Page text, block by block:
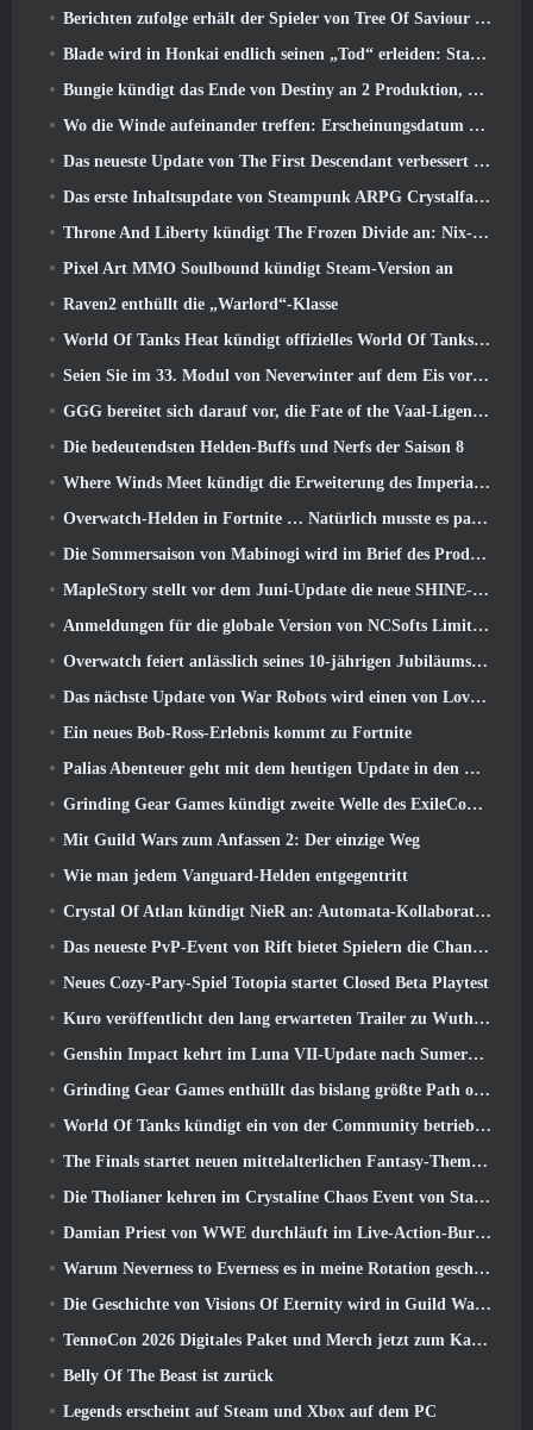
Berichten zufolge erhält der Spieler von Tree Of Saviour einen Sonderpreis für die Ausgabe von 100.000 US-Dollar im Spiel
Blade wird in Honkai endlich seinen „Tod“ erleiden: Star Rail-Version 4.3
Bungie kündigt das Ende von Destiny an 2 Produktion, während sie sich auf die Arbeit an neuen Projekten vorbereiten
Wo die Winde aufeinander treffen: Erscheinungsdatum der Erweiterung „Imperial Palace“ bekannt gegeben
Das neueste Update von The First Descendant verbessert den Farming-Loop und aktualisiert den Onslaught-Modus
Das erste Inhaltsupdate von Steampunk ARPG Crystalfall soll auf „wichtige Spielerbedenken“ eingehen
Throne And Liberty kündigt The Frozen Divide an: Nix-Update
Pixel Art MMO Soulbound kündigt Steam-Version an
Raven2 enthüllt die „Warlord“-Klasse
World Of Tanks Heat kündigt offizielles World Of Tanks an: HEAT-Startdatum
Seien Sie im 33. Modul von Neverwinter auf dem Eis vorsichtig, Beißende Kälte
GGG bereitet sich darauf vor, die Fate of the Vaal-Ligen von Path of Exile 2 vor der Veröffentlichung von Return Of The Ancients zu verschieben
Die bedeutendsten Helden-Buffs und Nerfs der Saison 8
Where Winds Meet kündigt die Erweiterung des Imperial Palace an und teilt eine „massive“ Content-Roadmap mit
Overwatch-Helden in Fortnite … Natürlich musste es passieren
Die Sommersaison von Mabinogi wird im Brief des Produzenten enthüllt
MapleStory stellt vor dem Juni-Update die neue SHINE-Klasse vor
Anmeldungen für die globale Version von NCSofts Limit Zero Breakers „Prologue Test“ sind im Gange
Overwatch feiert anlässlich seines 10-jährigen Jubiläums „Ein Jahrzehnt der Helden“.
Das nächste Update von War Robots wird einen von Lovecraft inspirierten Scharfschützen vorstellen
Ein neues Bob-Ross-Erlebnis kommt zu Fortnite
Palias Abenteuer geht mit dem heutigen Update in den Royal Highlands weiter
Grinding Gear Games kündigt zweite Welle des ExileCon-Ticketverkaufs an
Mit Guild Wars zum Anfassen 2: Der einzige Weg
Wie man jedem Vanguard-Helden entgegentritt
Crystal Of Atlan kündigt NieR an: Automata-Kollaborationsveranstaltung
Das neueste PvP-Event von Rift bietet Spielern die Chance, bis zu zu gewinnen 4000 Credits und ein neuer Titel
Neues Cozy-Pary-Spiel Totopia startet Closed Beta Playtest
Kuro veröffentlicht den lang erwarteten Trailer zu Wuthering Waves Cyberpunk: Edgerunners Crossover
Genshin Impact kehrt im Luna VII-Update nach Sumeru zurück
Grinding Gear Games enthüllt das bislang größte Path of Exile II-Update, Rückkehr der Alten
World Of Tanks kündigt ein von der Community betriebenes WARRIORS-Turnier an
The Finals startet neuen mittelalterlichen Fantasy-Themenmodus „Dragon’s Claim“
Die Tholianer kehren im Crystaline Chaos Event von Star Trek Online zurück
Damian Priest von WWE durchläuft im Live-Action-Burst-Fest-Trailer von Delta Force eine Ausbildung im „The Loot Camp“.
Warum Neverness to Everness es in meine Rotation geschafft hat, Zur Zeit
Die Geschichte von Visions Of Eternity wird in Guild Wars fortgesetzt 2 Nächste Woche
TennoCon 2026 Digitales Paket und Merch jetzt zum Kauf verfügbar
Belly Of The Beast ist zurück
Legends erscheint auf Steam und Xbox auf dem PC